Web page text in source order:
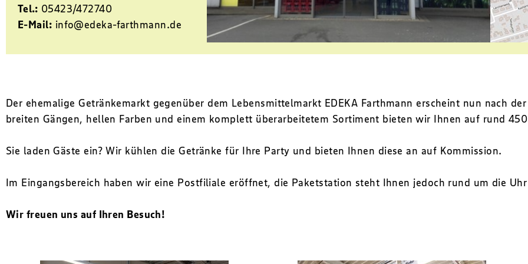
Tel.: 05423/472740
E-Mail: info@edeka-farthmann.de
Der ehemalige Getränkemarkt gegenüber dem Lebensmittelmarkt EDEKA Farthmann erscheint nun nach
breiten Gängen, hellen Farben und einem komplett überarbeitetem Sortiment bieten wir Ihnen auf rund
Sie laden Gäste ein? Wir kühlen die Getränke für Ihre Party und bieten Ihnen diese an auf Kommission.
Im Eingangsbereich haben wir eine Postfiliale eröffnet, die Paketstation steht Ihnen jedoch rund um die
Wir freuen uns auf Ihren Besuch!